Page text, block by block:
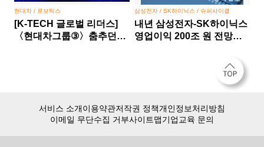
현대차 / 로보틱스
[K-TECH 글로벌 리더스]
〈현대차그룹③〉춤추던
삼성전자 / SK하이닉스 / 슈퍼사이클
내년 삼성전자-SK하이닉스
영업이익 200조 원 전망…
서비스 소개이용약관저작권 정책개인정보처리방침
이메일 무단수집 거부사이트맵기업교육 문의